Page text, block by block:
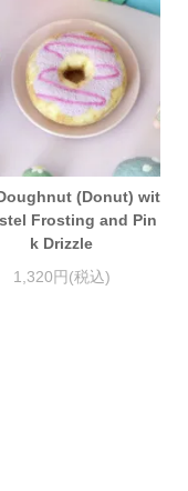
(Donut) wit
Frosting and Pin
k Drizzle
1,320円(税込)